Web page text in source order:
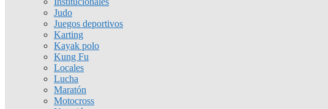
Judo
Juegos deportivos
Karting
Kayak polo
Kung Fu
Locales
Lucha
Maratón
Motocross